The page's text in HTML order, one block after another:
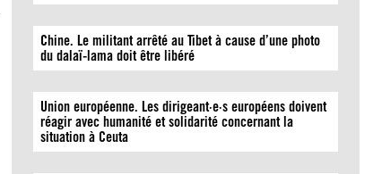
Chine. Le militant arrêté au Tibet à cause d’une photo
du dalaï-lama doit être libéré
Union européenne. Les dirigeant·e·s européens doivent
réagir avec humanité et solidarité concernant la
situation à Ceuta